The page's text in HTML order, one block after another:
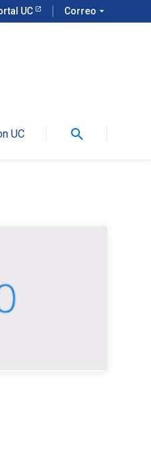
UC Correo arrow_drop_down
UC search